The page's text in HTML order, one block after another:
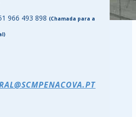
de Solariedade Social
493 898 (Chamada para a